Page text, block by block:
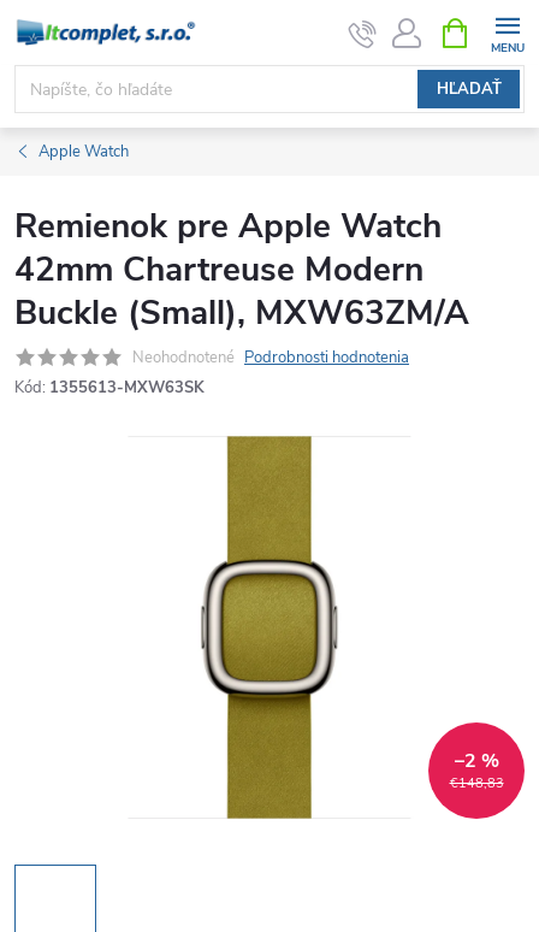
Prejsť
obsah
HĽADAŤ
KOŠÍK
Apple Watch
Remienok pre Apple Watch
42mm Chartreuse Modern
Buckle (Small), MXW63ZM/A
Neohodnotené Podrobnosti hodnotenia
Kód: 1355613-MXW63SK
€148,83
–2 %